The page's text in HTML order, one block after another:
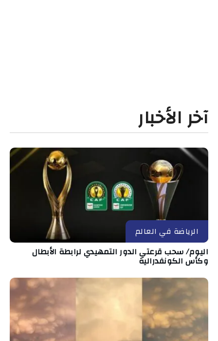
آخر الأخبار
الرياضة في العالم
اليوم/ سحب قرعتي الدور التمهيدي لرابطة الأبطال
وكأس الكونفدرالية